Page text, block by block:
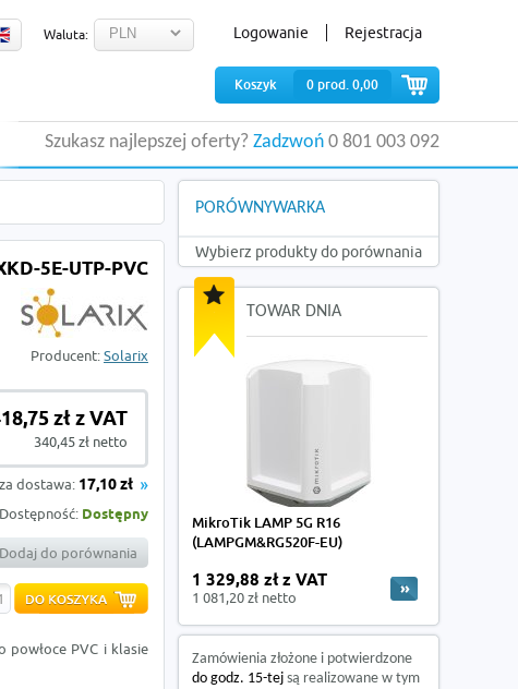
Waluta: Logowanie Rejestracja
Koszyk 0 prod. 0,00
Szukasz najlepszej oferty? Zadzwoń 0 801 003 092
5E-UTP-PVC
Producent:Solarix
zł z VAT
340,45 zł netto
dostawa: 17,10 zł
Dostępność: Dostępny
Dodaj do porównania
powłoce PVC i klasie
PORÓWNYWARKA
Wybierz produkty do porównania
TOWAR DNIA
MikroTik LAMP 5G R16
(LAMPGM&RG520F-EU)
1 329,88 zł z VAT
1 081,20 zł netto
Zamówienia złożone i potwierdzone
do godz. 15-tej są realizowane w tym